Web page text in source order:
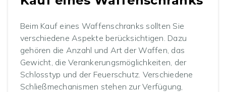
Beim Kauf eines Waffenschranks sollten Sie
verschiedene Aspekte berücksichtigen. Dazu
gehören die Anzahl und Art der Waffen, das
Gewicht, die Verankerungsmöglichkeiten, der
Schlosstyp und der Feuerschutz. Verschiedene
Schließmechanismen stehen zur Verfügung,